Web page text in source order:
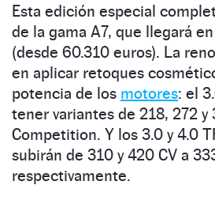
Esta edición especial
de la gama A7, que llegará
(desde 60.310 euros). La
en aplicar retoques
potencia de los motores: el
tener variantes de 218, 272 y
Competition. Y los 3.0 y 4.0
subirán de 310 y 420 CV a
respectivamente.